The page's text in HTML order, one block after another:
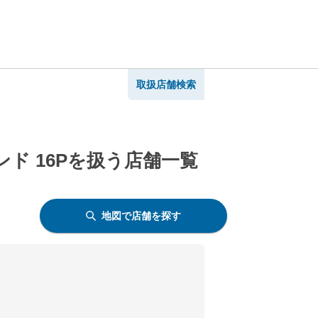
取扱店舗検索
16Pを扱う店舗一覧
地図で店舗を探す